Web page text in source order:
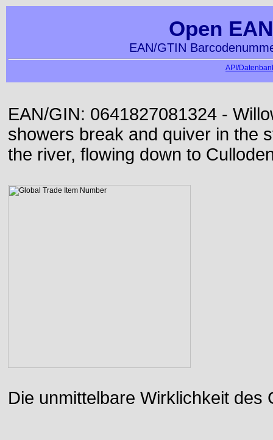
Open
EAN/GTIN
API/
EAN/GIN: 0641827081324 -
showers break and quiver in the
the river, flowing down to
Die unmittelbare Wirklichkeit des